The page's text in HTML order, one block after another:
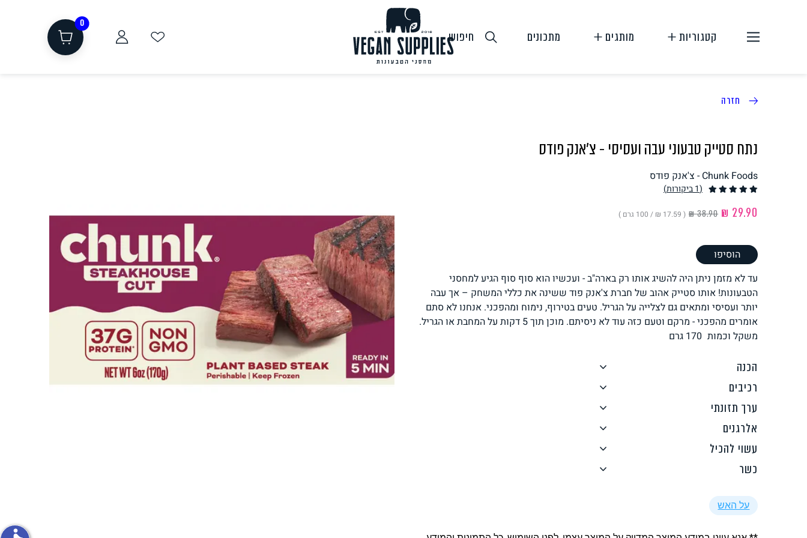
קטגוריות מותגים מתכונים חיפוש
0
תחליפי בשר
לחם, עוגות, מאפים גלידות טבעוניות פסטה, אטריות וקטניות תבשילים ומרקים מזווה פירות וירקות
גיפט קארד ללא גלוטן עשיר בחלבון על האש
חזרה
נתח סטייק טבעוני עבה ועסיסי - צ'אנק פודס
Chunk Foods - צ'אנק פודס
(1 ביקורות)
( ‏17.59 ₪ / 100 גרם )
הוסיפו
עד לא מזמן ניתן היה להשיג אותו רק בארה"ב - ועכשיו הוא סוף סוף הגיע למחסני
הטבעונות! אותו סטייק אהוב של חברת צ'אנק פוד ששינה את כללי המשחק – אך עבה
יותר ועסיסי ומתאים גם לצלייה על הגריל. טעים בטירוף, נימוח ומהפכני. אנחנו לא סתם
אומרים מהפכני - מרקם וטעם כזה עוד לא ניסיתם. מוכן תוך 5 דקות על המחבת או הגריל.
משקל וכמות
גרם
הכנה
רכיבים
ערך תזונתי
אלרגנים
עשוי להכיל
כשר
על האש